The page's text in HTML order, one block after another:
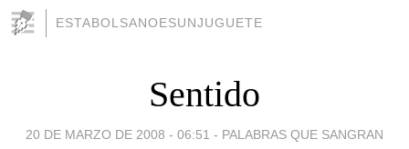
ESTABOLSANOESUNJUGUETE
Sentido
20 DE MARZO DE 2008 - 06:51 - PALABRAS QUE SANGRAN